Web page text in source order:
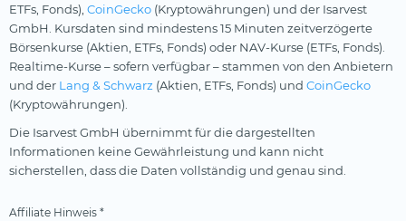
ETFs, Fonds), CoinGecko (Kryptowährungen) und der Isarvest
GmbH. Kursdaten sind mindestens 15 Minuten zeitverzögerte
Börsenkurse (Aktien, ETFs, Fonds) oder NAV-Kurse (ETFs, Fonds).
Realtime-Kurse – sofern verfügbar – stammen von den Anbietern
und der Lang & Schwarz (Aktien, ETFs, Fonds) und CoinGecko
(Kryptowährungen).
Die Isarvest GmbH übernimmt für die dargestellten
Informationen keine Gewährleistung und kann nicht
sicherstellen, dass die Daten vollständig und genau sind.
Affiliate Hinweis *